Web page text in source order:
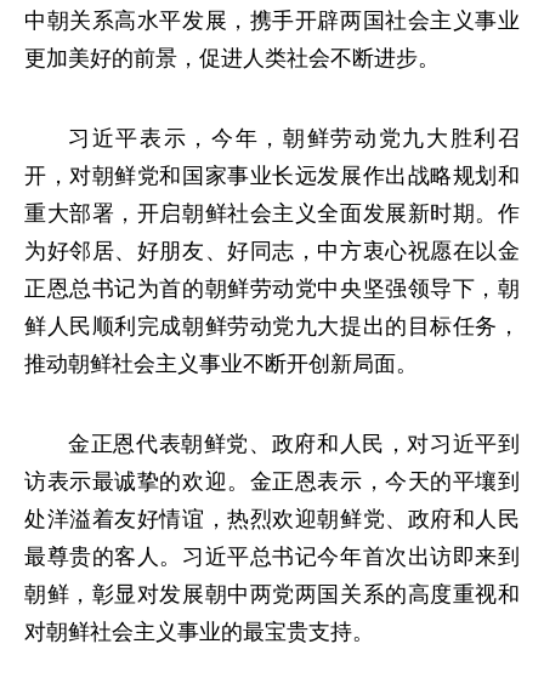
中朝关系高水平发展，携手开辟两国社会主义事业
更加美好的前景，促进人类社会不断进步。
习近平表示，今年，朝鲜劳动党九大胜利召
开，对朝鲜党和国家事业长远发展作出战略规划和
重大部署，开启朝鲜社会主义全面发展新时期。作
为好邻居、好朋友、好同志，中方衷心祝愿在以金
正恩总书记为首的朝鲜劳动党中央坚强领导下，朝
鲜人民顺利完成朝鲜劳动党九大提出的目标任务，
推动朝鲜社会主义事业不断开创新局面。
金正恩代表朝鲜党、政府和人民，对习近平到
访表示最诚挚的欢迎。金正恩表示，今天的平壤到
处洋溢着友好情谊，热烈欢迎朝鲜党、政府和人民
最尊贵的客人。习近平总书记今年首次出访即来到
朝鲜，彰显对发展朝中两党两国关系的高度重视和
对朝鲜社会主义事业的最宝贵支持。